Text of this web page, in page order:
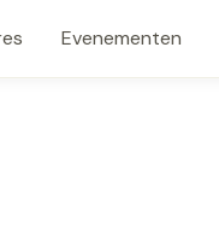
Evenementen